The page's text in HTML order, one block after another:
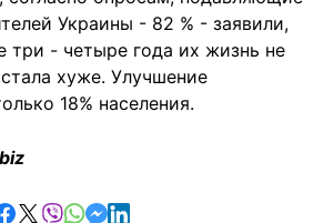
Украины - 82 % - заявили,
три - четыре года их жизнь не
хуже. Улучшение
18% населения.
в Telegram
поделиться в Facebook
поделиться в X
отправить в Viber
отправить в Whatsapp
отправить в Messenger
отправить в LinkedIn